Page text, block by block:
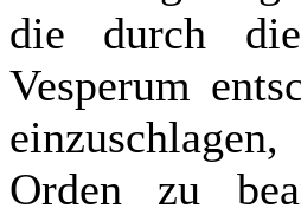
die durch
Vesperum
Orden zu